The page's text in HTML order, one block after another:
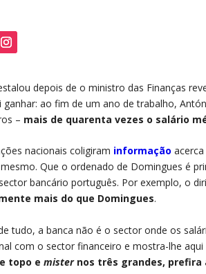
depois de o ministro das Finanças
ganhar: ao fim de um ano de trabalho,
– mais de quarenta vezes o salário
nacionais coligiram informação
Que o ordenado de Domingues é
bancário português. Por exemplo, o
mais do que Domingues.
tudo, a banca não é o sector onde os
com o sector financeiro e mostra-lhe
topo emisternos três grandes, prefira